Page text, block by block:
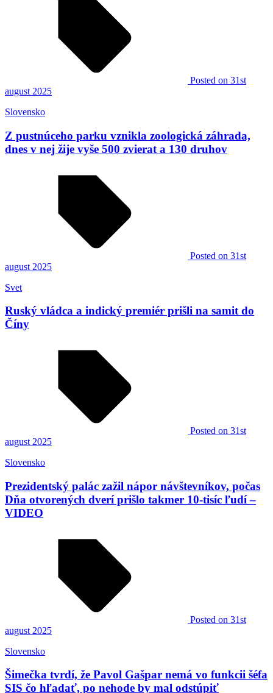
Posted on 31st
august 2025
Slovensko
Z pustnúceho parku vznikla zoologická záhrada,
dnes v nej žije vyše 500 zvierat a 130 druhov
Posted on 31st
august 2025
Svet
Ruský vládca a indický premiér prišli na samit do
Číny
Posted on 31st
august 2025
Slovensko
Prezidentský palác zažil nápor návštevníkov, počas
Dňa otvorených dverí prišlo takmer 10-tisíc ľudí –
VIDEO
Posted on 31st
august 2025
Slovensko
Šimečka tvrdí, že Pavol Gašpar nemá vo funkcii šéfa
SIS čo hľadať, po nehode by mal odstúpiť